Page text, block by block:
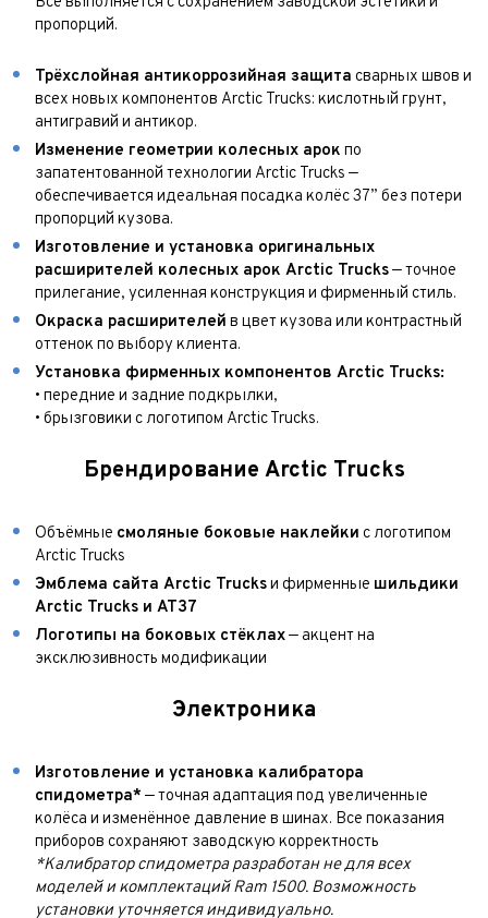
пропорций.
Трёхслойная антикоррозийная защита сварных швов и
всех новых компонентов Arctic Trucks: кислотный грунт,
антигравий и антикор.
Изменение геометрии колесных арок по
запатентованной технологии Arctic Trucks —
обеспечивается идеальная посадка колёс 37” без потери
пропорций кузова.
Изготовление и установка оригинальных
расширителей колесных арок Arctic Trucks— точное
прилегание, усиленная конструкция и фирменный стиль.
Окраска расширителей в цвет кузова или контрастный
оттенок по выбору клиента.
Установка фирменных компонентов Arctic Trucks:
• передние и задние подкрылки,
• брызговики с логотипом Arctic Trucks.
Брендирование Arctic Trucks
Объёмные смоляные боковые наклейки с логотипом
Arctic Trucks
Эмблема сайта Arctic Trucksи фирменные шильдики
Arctic Trucks и AT37
Логотипы на боковых стёклах— акцент на
эксклюзивность модификации
Электроника
Изготовление и установка калибратора
спидометра* — точная адаптация под увеличенные
колёса и изменённое давление в шинах. Все показания
приборов сохраняют заводскую корректность
*Калибратор спидометра разработан не для всех
моделей и комплектаций Ram 1500. Возможность
установки уточняется индивидуально.